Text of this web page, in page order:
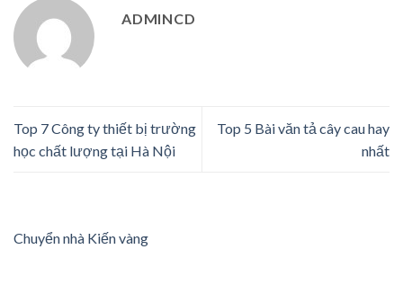
ADMINCD
Top 7 Công ty thiết bị trường
học chất lượng tại Hà Nội
Top 5 Bài văn tả cây cau hay
nhất
Chuyển nhà Kiến vàng